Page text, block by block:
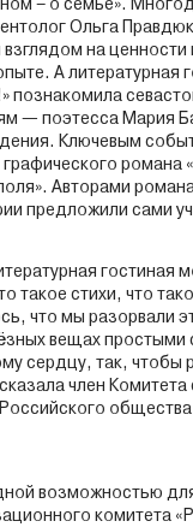
– о семье».
Ольга
на ценности
А литературная
познакомила
— поэтесса Мария
Ключевым
графического романа
Авторами
предложили сами
гостиная
такое стихи, что
что мы разорвали
вещах простыми
сердцу, так, чтобы
член Комитета
возможностью
комитета